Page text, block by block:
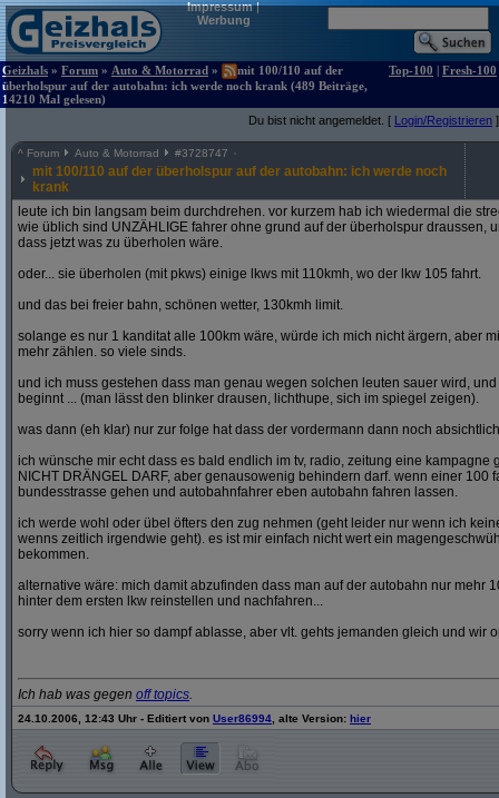
Impressum|
Werbung
Geizhals » Forum » Auto & Motorrad »
mit 100/110 auf der
überholspur auf der autobahn: ich werde noch krank (489 Beiträge,
14210 Mal gelesen)
Top-100 | Fresh-100
Du bist nicht angemeldet. [ Login/Registrieren ]
^ Forum Auto & Motorrad #3728747
mit 100/110 auf der überholspur auf der autobahn: ich werde noch
krank
leute ich bin langsam beim durchdrehen. vor kurzem hab ich wiedermal die
wie üblich sind UNZÄHLIGE fahrer ohne grund auf der überholspur draussen,
dass jetzt was zu überholen wäre.
oder... sie überholen (mit pkws) einige lkws mit 110kmh, wo der lkw 105 fahrt.
und das bei freier bahn, schönen wetter, 130kmh limit.
solange es nur 1 kanditat alle 100km wäre, würde ich mich nicht ärgern, aber
mehr zählen. so viele sinds.
und ich muss gestehen dass man genau wegen solchen leuten sauer wird,
beginnt ... (man lässt den blinker drausen, lichthupe, sich im spiegel zeigen).
was dann (eh klar) nur zur folge hat dass der vordermann dann noch
ich wünsche mir echt dass es bald endlich im tv, radio, zeitung eine kampagne
NICHT DRÄNGEL DARF, aber genausowenig behindern darf. wenn einer 100
bundesstrasse gehen und autobahnfahrer eben autobahn fahren lassen.
ich werde wohl oder übel öfters den zug nehmen (geht leider nur wenn ich
wenns zeitlich irgendwie geht). es ist mir einfach nicht wert ein
bekommen.
alternative wäre: mich damit abzufinden dass man auf der autobahn nur mehr
hinter dem ersten lkw reinstellen und nachfahren...
sorry wenn ich hier so dampf ablasse, aber vlt. gehts jemanden gleich und wir
Ich hab was gegen off topics.
24.10.2006, 12:43 Uhr - Editiert von User86994 , alte Version: hier